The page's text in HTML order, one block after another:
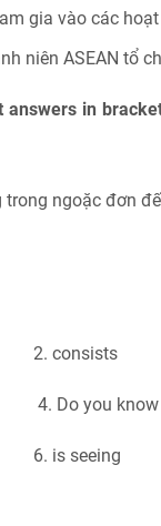
gia vào các
niên ASEAN tổ
answers in
trong ngoặc đơn
Do you know
seeing